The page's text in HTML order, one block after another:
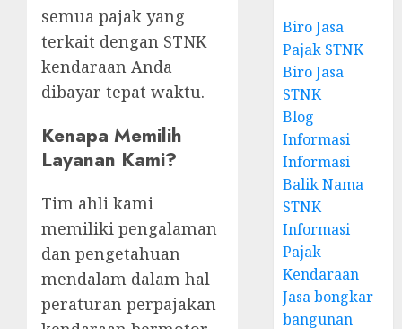
semua pajak yang
terkait dengan STNK
kendaraan Anda
dibayar tepat waktu.
Kenapa Memilih
Layanan Kami?
Tim ahli kami
memiliki pengalaman
dan pengetahuan
mendalam dalam hal
peraturan perpajakan
Biro Jasa
Pajak STNK
Biro Jasa
STNK
Blog
Informasi
Informasi
Balik Nama
STNK
Informasi
Pajak
Kendaraan
Jasa bongkar
bangunan